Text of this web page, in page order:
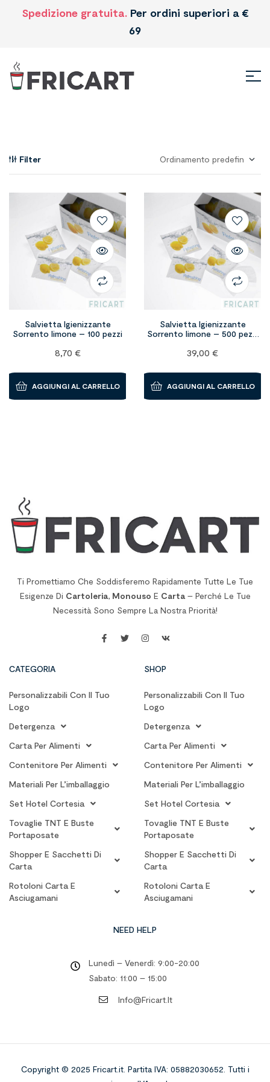
Spedizione gratuita. Per ordini superiori a €
69
Filter
Salvietta Igienizzante
Sorrento limone – 100 pezzi
8,70 €
AGGIUNGI AL CARRELLO
Salvietta Igienizzante
Sorrento limone – 500 pezzi
39,00 €
AGGIUNGI AL CARRELLO
Ti Promettiamo Che Soddisferemo Rapidamente Tutte Le Tue
Esigenze Di Cartoleria, Monouso E Carta– Perché Le Tue
Necessità Sono Sempre La Nostra Priorità!
CATEGORIA
Personalizzabili Con Il Tuo
Logo
Detergenza
Carta Per Alimenti
Contenitore Per Alimenti
Materiali Per L’imballaggio
Set Hotel Cortesia
Tovaglie TNT E Buste
Portaposate
Shopper E Sacchetti Di
Carta
Rotoloni Carta E
Asciugamani
SHOP
Personalizzabili Con Il Tuo
Logo
Detergenza
Carta Per Alimenti
Contenitore Per Alimenti
Materiali Per L’imballaggio
Set Hotel Cortesia
Tovaglie TNT E Buste
Portaposate
Shopper E Sacchetti Di
Carta
Rotoloni Carta E
Asciugamani
NEED HELP
Lunedì – Venerdì: 9:00-20:00
Sabato: 11:00 – 15:00
Info@fricart.it
Copyright © 2025 Fricart.it. Partita IVA: 05882030652. Tutti i